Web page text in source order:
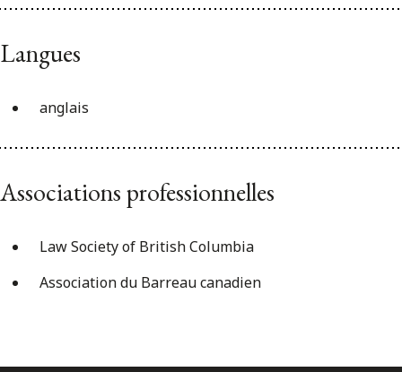
Langues
anglais
Associations professionnelles
Law Society of British Columbia
Association du Barreau canadien